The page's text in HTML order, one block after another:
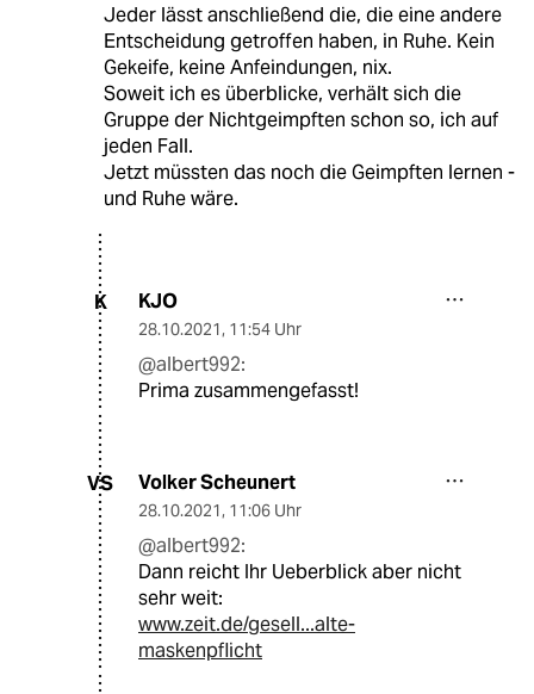
Jeder lässt anschließend die, die eine andere
Entscheidung getroffen haben, in Ruhe. Kein
Gekeife, keine Anfeindungen, nix.
Soweit ich es überblicke, verhält sich die
Gruppe der Nichtgeimpften schon so, ich auf
jeden Fall.
Jetzt müssten das noch die Geimpften lernen -
und Ruhe wäre.
K KJO
28.10.2021, 11:54 Uhr
@albert992:
Prima zusammengefasst!
VS Volker Scheunert
28.10.2021, 11:06 Uhr
@albert992:
Dann reicht Ihr Ueberblick aber nicht
sehr weit:
www.zeit.de/gesell...alte-
maskenpflicht